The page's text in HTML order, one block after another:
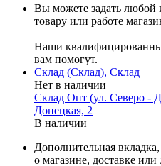
Вы можете задать любой
товару или работе
Наши
вам помогут.
Склад (Склад), Склад
Нет в наличии
Склад Опт (ул. Северо -
Донецкая, 2
В наличии
Дополнительная
о магазине, доставке